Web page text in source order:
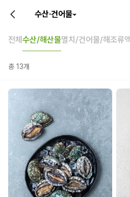
수산·건어물
전체 수산/해산물멸치/건어물/해조류
총 13개